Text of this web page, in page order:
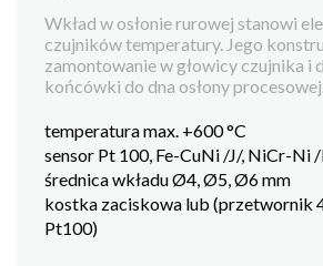
Wkład w osłonie rurowej stanowi
czujników temperatury. Jego
zamontowanie w głowicy czujnika i
końcówki do dna osłony
temperatura max. +600 °C
sensor Pt 100, Fe-CuNi /J/, NiCr-Ni
średnica wkładu Ø4, Ø5, Ø6 mm
kostka zaciskowa lub (przetwornik
Pt100)